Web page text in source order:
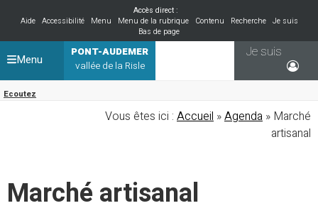
Accès direct :
Aide
Accessibilité Menu Menu de la rubrique Contenu Recherche
Je suis
Bas de page
PONT-AUDEMER
vallée de la Risle
Ecoutez
Je suis
Menu
Vous êtes ici : Accueil »Agenda » Marché
artisanal
Marché artisanal